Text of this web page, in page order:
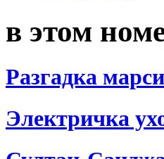
в этом
Разгадка
Электричка